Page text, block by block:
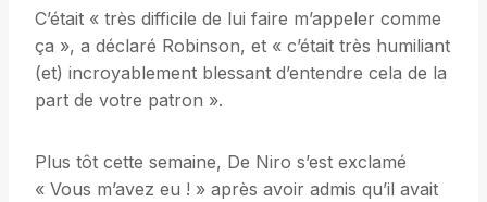
C’était « très difficile de lui faire m’appeler comme
ça », a déclaré Robinson, et « c’était très humiliant
(et) incroyablement blessant d’entendre cela de la
part de votre patron ».
Plus tôt cette semaine, De Niro s’est exclamé
« Vous m’avez eu ! » après avoir admis qu’il avait